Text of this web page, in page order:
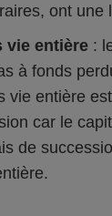
ont
vie entière :
à fonds
vie entière
car le
de